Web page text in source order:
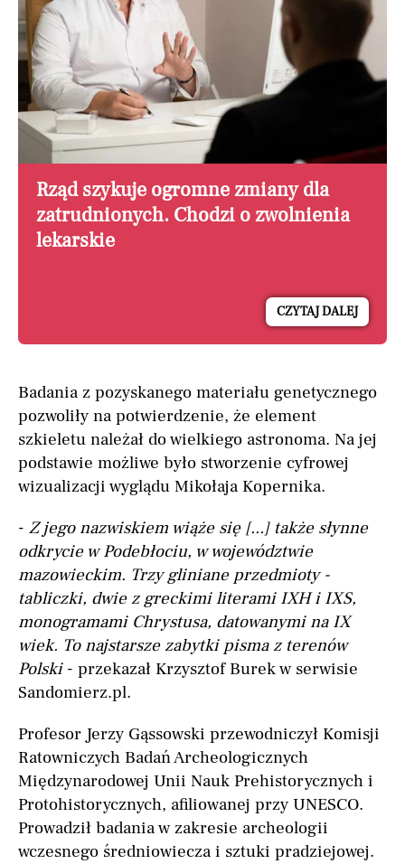
Rząd szykuje ogromne zmiany dla
zatrudnionych. Chodzi o zwolnienia
lekarskie
CZYTAJ DALEJ
Badania z pozyskanego materiału genetycznego
pozwoliły na potwierdzenie, że element
szkieletu należał do wielkiego astronoma. Na jej
podstawie możliwe było stworzenie cyfrowej
wizualizacji wyglądu Mikołaja Kopernika.
- Z jego nazwiskiem wiąże się [...] także słynne
odkrycie w Podebłociu, w województwie
mazowieckim. Trzy gliniane przedmioty -
tabliczki, dwie z greckimi literami IXH i IXS,
monogramami Chrystusa, datowanymi na IX
wiek. To najstarsze zabytki pisma z terenów
Polski- przekazał Krzysztof Burek w serwisie
Sandomierz.pl.
Profesor Jerzy Gąssowski przewodniczył Komisji
Ratowniczych Badań Archeologicznych
Międzynarodowej Unii Nauk Prehistorycznych i
Protohistorycznych, afiliowanej przy UNESCO.
Prowadził badania w zakresie archeologii
wczesnego średniowiecza i sztuki pradziejowej.